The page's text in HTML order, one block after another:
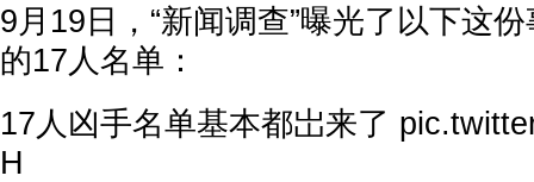
9月19日，“新闻调查”曝光了以下这
的17人名单：
17人凶手名单基本都岀来了
H